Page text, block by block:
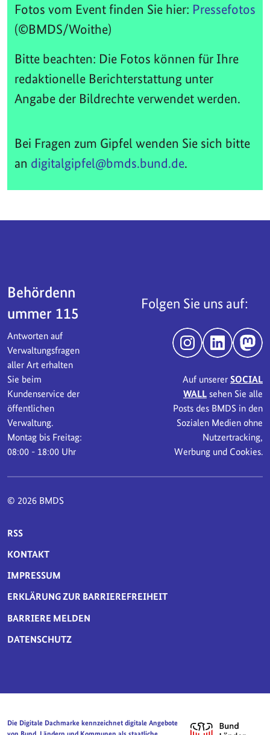
Fotos vom Event finden Sie hier: Pressefotos
(©BMDS/Woithe)
Bitte beachten: Die Fotos können für Ihre
redaktionelle Berichterstattung unter
Angabe der Bildrechte verwendet werden.
Bei Fragen zum Gipfel wenden Sie sich bitte
an digitalgipfel@bmds.bund.de.
Behördenn
ummer 115
Antworten auf
Verwaltungsfragen
aller Art erhalten
Sie beim
Kundenservice der
öffentlichen
Verwaltung.
Montag bis Freitag:
08:00 - 18:00 Uhr
Folgen Sie uns auf:
InstagramLinkedIn
Auf unserer SOCIAL
WALLsehen Sie alle
Posts des BMDS in den
Sozialen Medien ohne
Nutzertracking,
Werbung und Cookies.
© 2026 BMDS
SERVICE-NAVIGATION FUSSBEREICH
RSS
KONTAKT
IMPRESSUM
ERKLÄRUNG ZUR BARRIEREFREIHEIT
BARRIERE MELDEN
DATENSCHUTZ
Die Digitale Dachmarke kennzeichnet digitale Angebote